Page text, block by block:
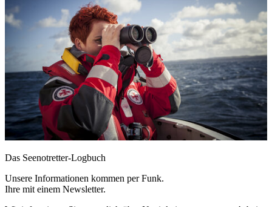
Das Seenotretter-Logbuch
Unsere Informationen kommen per Funk.
Ihre mit einem Newsletter.